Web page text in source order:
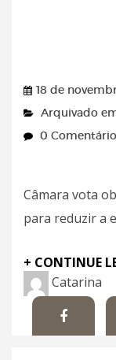
18 de
Arquivado
0
Câmara vota
para reduzir a
+ CONTINUE
Catarina